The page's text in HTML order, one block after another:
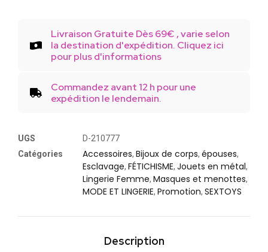
Livraison Gratuite Dès 69€ , varie selon
la destination d'expédition. Cliquez ici
pour plus d'informations
Commandez avant 12 h pour une
expédition le lendemain.
UGS
D-210777
Catégories
Accessoires, Bijoux de corps, épouses,
Esclavage, FÉTICHISME, Jouets en métal,
Lingerie Femme, Masques et menottes,
MODE ET LINGERIE, Promotion, SEXTOYS
Description